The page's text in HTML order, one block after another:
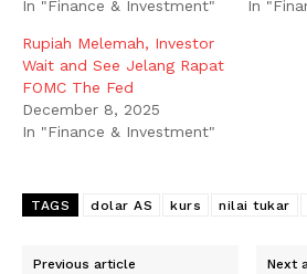
In "Finance & Investment"
In
Rupiah Melemah, Investor
Wait and See Jelang Rapat
FOMC The Fed
December 8, 2025
In "Finance & Investment"
TAGS dolar AS kurs nilai tukar
Previous article Next